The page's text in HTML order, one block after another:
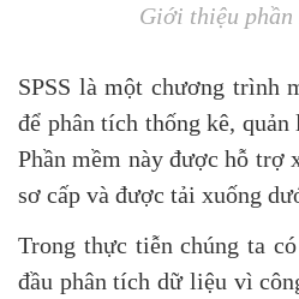
Giới thiệu phần
SPSS là một chương trình
để phân tích thống kê,
Phần mềm này được hỗ trợ
sơ cấp và được tải xuống
Trong thực tiễn chúng ta
đầu phân tích dữ liệu vì